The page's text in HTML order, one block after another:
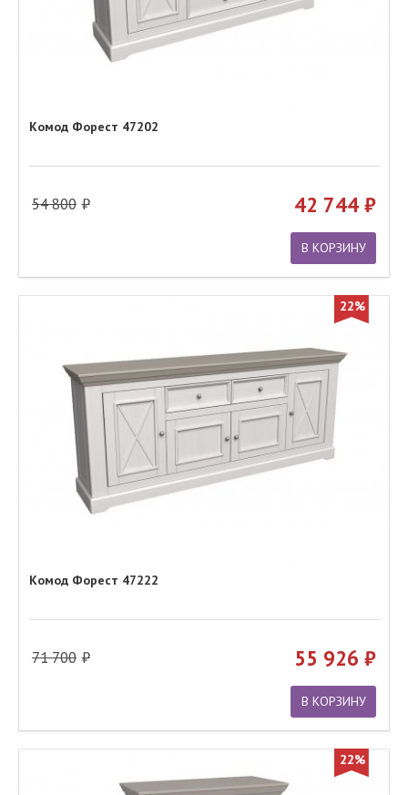
Комод Форест 47202
54 800 42 744
В КОРЗИНУ
22%
Комод Форест 47222
71 700 55 926
В КОРЗИНУ
22%